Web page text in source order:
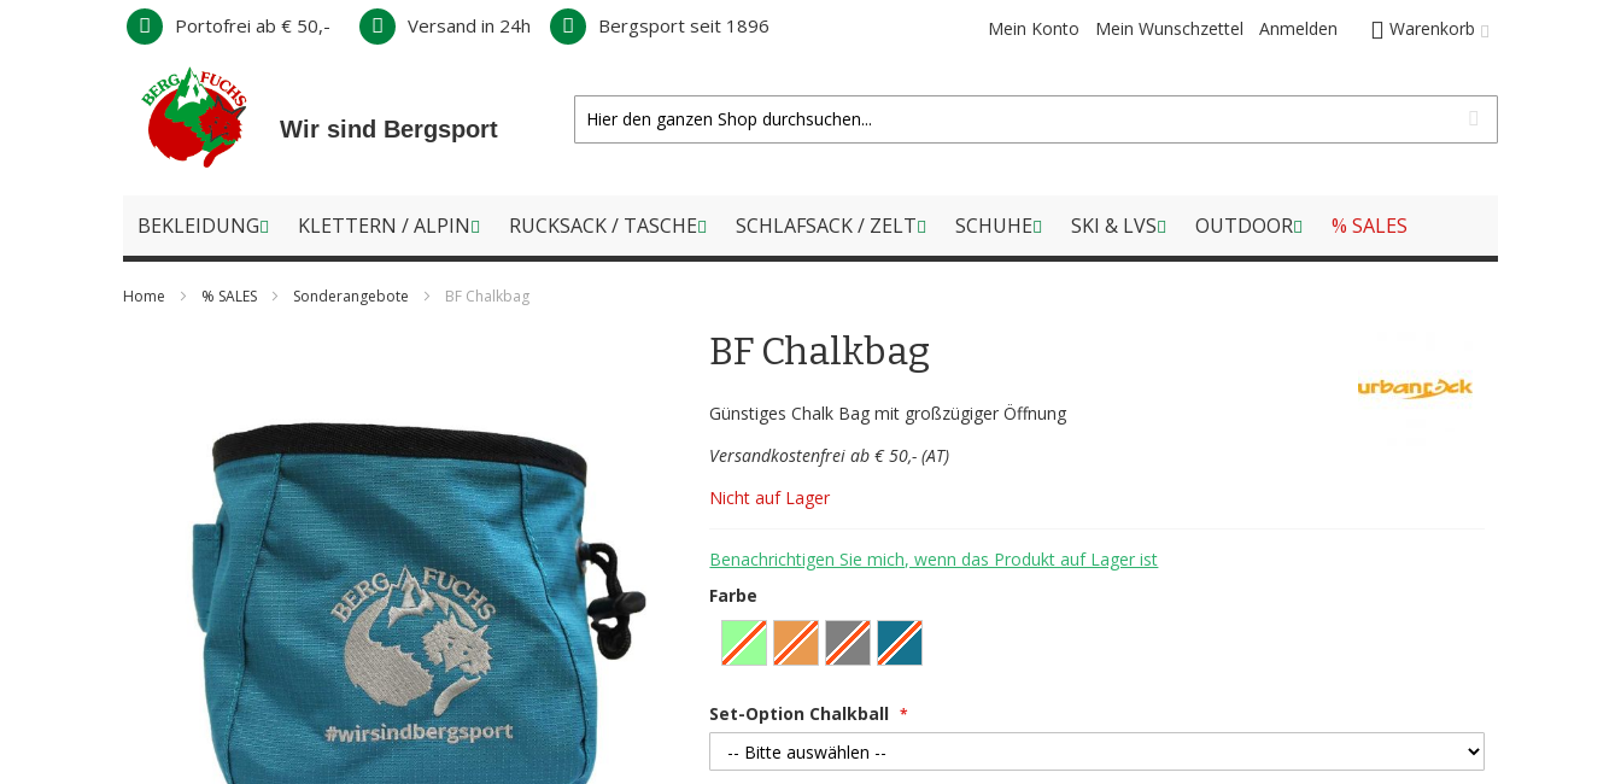
Direkt
Inhalt
Warenkorb
Mein Konto Mein Wunschzettel Anmelden
Portofrei ab € 50,- Versand in 24h Bergsport seit 1896
Wir sind Bergsport
BEKLEIDUNG KLETTERN / ALPIN RUCKSACK / TASCHE SCHLAFSACK / ZELT SCHUHE SKI & LVS OUTDOOR % SALES
Home % SALES Sonderangebote BF Chalkbag
BF Chalkbag
Günstiges Chalk Bag mit großzügiger Öffnung
Versandkostenfrei ab € 50,- (AT)
Nicht auf Lager
Benachrichtigen Sie mich, wenn das Produkt auf Lager ist
Farbe
Set-Option Chalkball